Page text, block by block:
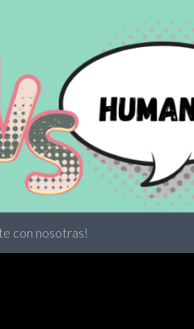
con nosotras!